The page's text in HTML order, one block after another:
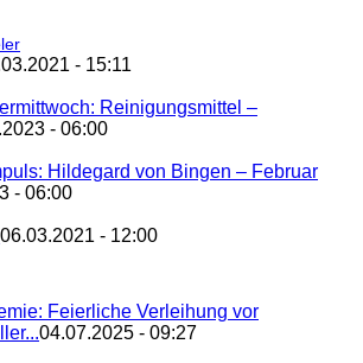
- 15:11
Reinigungsmittel –
- 06:00
Hildegard von Bingen – Februar
- 06:00
06.03.2021 - 12:00
Feierliche Verleihung vor
04.07.2025 - 09:27